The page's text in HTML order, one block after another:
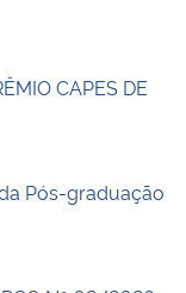
CAPES DE
Pós-graduação